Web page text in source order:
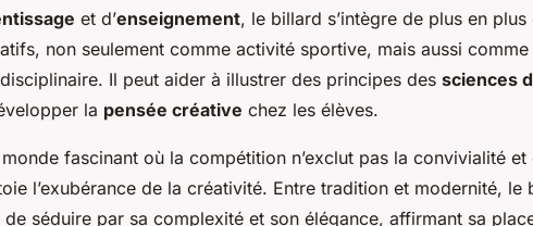
et d’enseignement, le billard s’intègre de plus en plus
non seulement comme activité sportive, mais aussi comme
Il peut aider à illustrer des principes des sciences
la pensée créative chez les élèves.
fascinant où la compétition n’exclut pas la convivialité et
l’exubérance de la créativité. Entre tradition et modernité, le
séduire par sa complexité et son élégance, affirmant sa